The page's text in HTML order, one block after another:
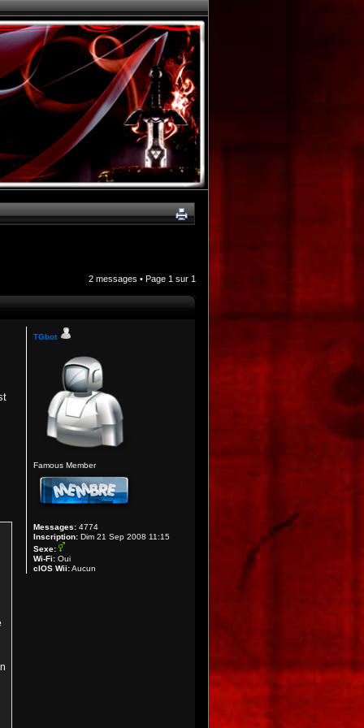
2 messages • Page 1 sur 1
TGbot
Famous Member
Messages: 4774
Inscription: Dim 21 Sep 2008 11:15
Sexe:
Wi-Fi: Oui
cIOS Wii:Aucun